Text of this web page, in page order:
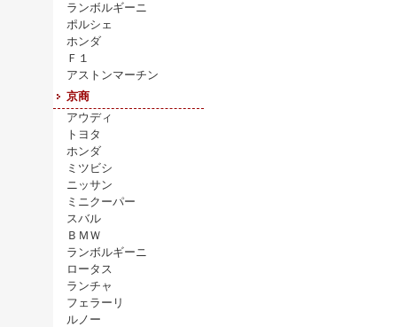
ランボルギーニ
ポルシェ
ホンダ
Ｆ１
アストンマーチン
京商
アウディ
トヨタ
ホンダ
ミツビシ
ニッサン
ミニクーパー
スバル
ＢＭＷ
ランボルギーニ
ロータス
ランチャ
フェラーリ
ルノー